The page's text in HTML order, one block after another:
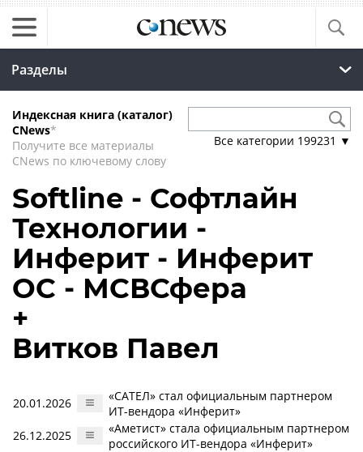
Разделы
Индексная книга (каталог)
CNews*
Получите все материалы
CNews по ключевому слову
Все категории 199231 ▼
Softline - Софтлайн
Технологии -
Инферит - Инферит
ОС - МСВСфера
+
Витков Павел
20.01.2026
«САТЕЛ» стал официальным партнером
ИТ-вендора «Инферит»
26.12.2025
«Аметист» стала официальным партнером
российского ИТ-вендора «Инферит»